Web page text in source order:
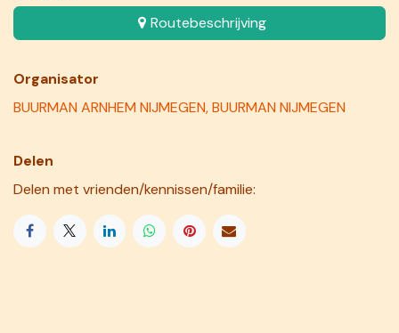
Routebeschrijving
Organisator
BUURMAN ARNHEM NIJMEGEN, BUURMAN NIJMEGEN
Delen
Delen met vrienden/kennissen/familie: